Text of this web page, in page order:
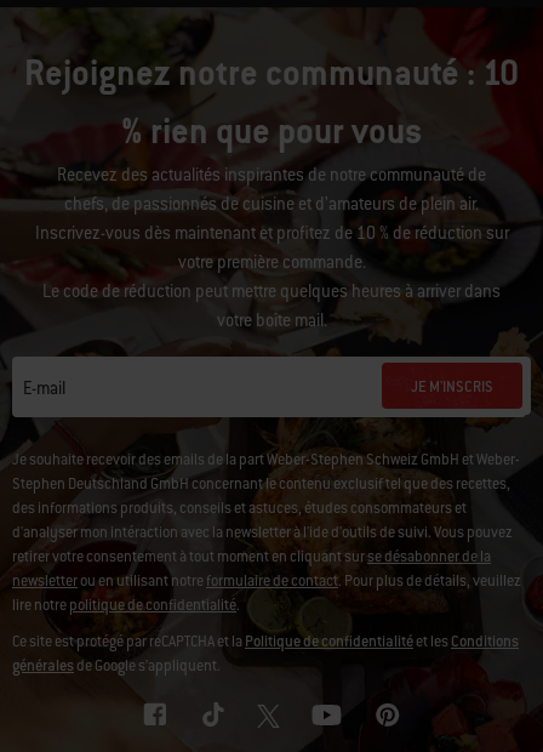
Rejoignez notre communauté : 10
% rien que pour vous
Recevez des actualités inspirantes de notre communauté de
chefs, de passionnés de cuisine et d’amateurs de plein air.
Inscrivez-vous dès maintenant et profitez de 10 % de réduction sur
votre première commande.
Le code de réduction peut mettre quelques heures à arriver dans
votre boîte mail.
E-mail JE M'INSCRIS
Je souhaite recevoir des emails de la part Weber-Stephen Schweiz GmbH et Weber-
Stephen Deutschland GmbH concernant le contenu exclusif tel que des recettes,
des informations produits, conseils et astuces, études consommateurs et
d'analyser mon intéraction avec la newsletter à l'ide d'outils de suivi. Vous pouvez
retirer votre consentement à tout moment en cliquant surse désabonner de la
newsletterou en utilisant notreformulaire de contact. Pour plus de détails, veuillez
lire notrepolitique de confidentialité.
Ce site est protégé par reCAPTCHA et la Politique de confidentialitéet lesConditions
généralesde Google s’appliquent.